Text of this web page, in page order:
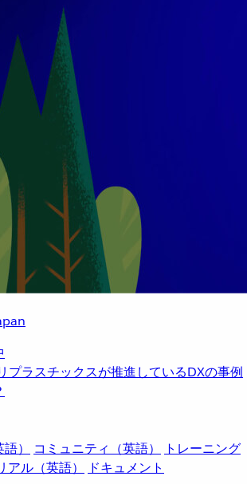
プラスチックスが推進しているDXの事例
）
コミュニティ（英語）
トレーニング
アル（英語）
ドキュメント